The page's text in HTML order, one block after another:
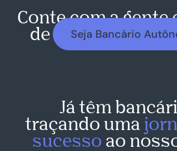
Conte com a gente
de uma alta
Seja Bancário
Já têm
traçando uma
sucesso ao